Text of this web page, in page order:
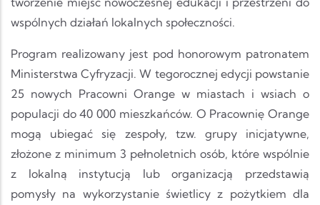
wspólnych działań lokalnych społeczności.
Program realizowany jest pod honorowym patronatem
Ministerstwa Cyfryzacji. W tegorocznej edycji powstanie
25 nowych Pracowni Orange w miastach i wsiach o
populacji do 40 000 mieszkańców. O Pracownię Orange
mogą ubiegać się zespoły, tzw. grupy inicjatywne,
złożone z minimum 3 pełnoletnich osób, które wspólnie
z lokalną instytucją lub organizacją przedstawią
pomysły na wykorzystanie świetlicy z pożytkiem dla